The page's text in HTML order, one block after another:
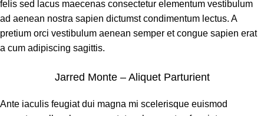
felis sed lacus maecenas consectetur elementum vestibulum
ad aenean nostra sapien dictumst condimentum lectus. A
pretium orci vestibulum aenean semper et congue sapien erat
a cum adipiscing sagittis.
Jarred Monte – Aliquet Parturient
Ante iaculis feugiat dui magna mi scelerisque euismod